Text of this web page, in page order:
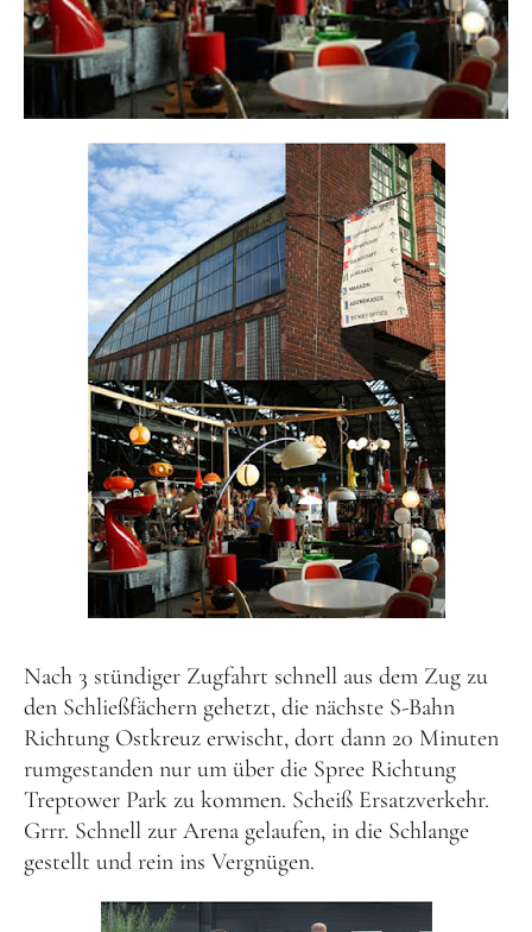
Nach 3 stündiger Zugfahrt schnell aus dem Zug zu
den Schließfächern gehetzt, die nächste S-Bahn
Richtung Ostkreuz erwischt, dort dann 20 Minuten
rumgestanden nur um über die Spree Richtung
Treptower Park zu kommen. Scheiß Ersatzverkehr.
Grrr. Schnell zur Arena gelaufen, in die Schlange
gestellt und rein ins Vergnügen.